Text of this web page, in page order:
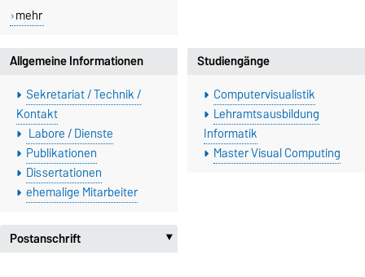
Allgemeine Informationen
Sekretariat / Technik /
Kontakt
Labore / Dienste
Publikationen
Dissertationen
ehemalige Mitarbeiter
mehr
Studiengänge
Computervisualistik
Lehramtsausbildung
Informatik
Master Visual Computing
Postanschrift ‣